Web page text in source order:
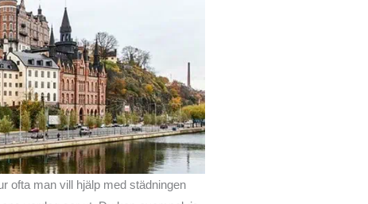
ofta man vill hjälp med städningen